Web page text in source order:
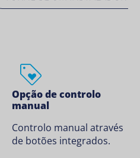
Opção de controlo
manual
Controlo manual através
de botões integrados.